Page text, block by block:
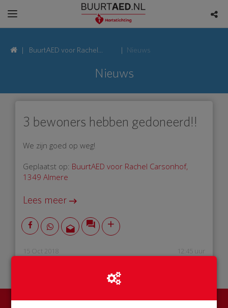
BuurtAED voor Rachel
Carsonhof, 1349 Almere
Nieuws
Nieuws
3 bewoners hebben gedoneerd!!
We zijn goed op weg!
Geplaatst op: BuurtAED voor Rachel Carsonhof,
1349 Almere
Lees meer
15 Oct 2018 12:45 uur